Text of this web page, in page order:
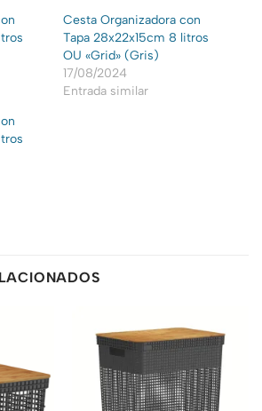
Cesta Organizadora con
Tapa 28x22x15cm 8 litros
OU «Grid» (Gris)
17/08/2024
Entrada similar